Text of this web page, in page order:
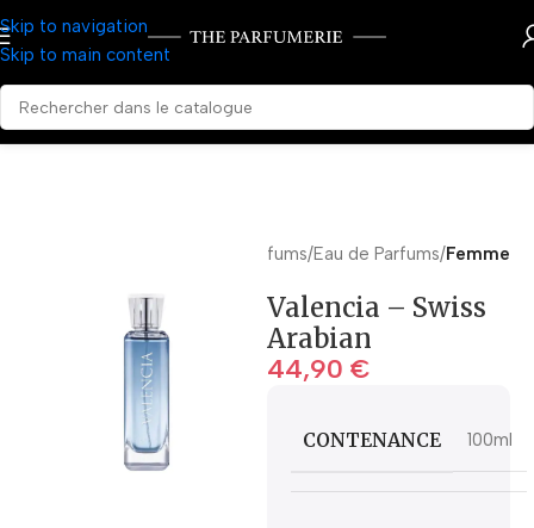
Skip to navigation
Skip to main content
Parfums Eau de Parfums Femme
Valencia – Swiss
Arabian
44,90 €
CONTENANCE 100ml